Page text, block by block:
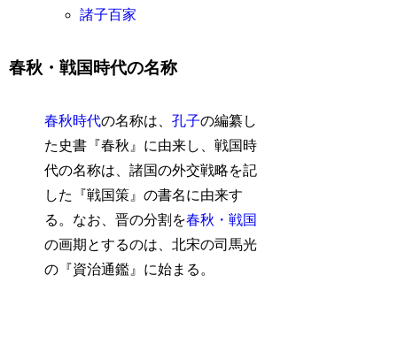
諸子百家
春秋・戦国時代の名称
春秋時代の名称は、孔子の編纂し
た史書『春秋』に由来し、戦国時
代の名称は、諸国の外交戦略を記
した『戦国策』の書名に由来す
る。なお、晋の分割を春秋・戦国
の画期とするのは、北宋の司馬光
の『資治通鑑』に始まる。